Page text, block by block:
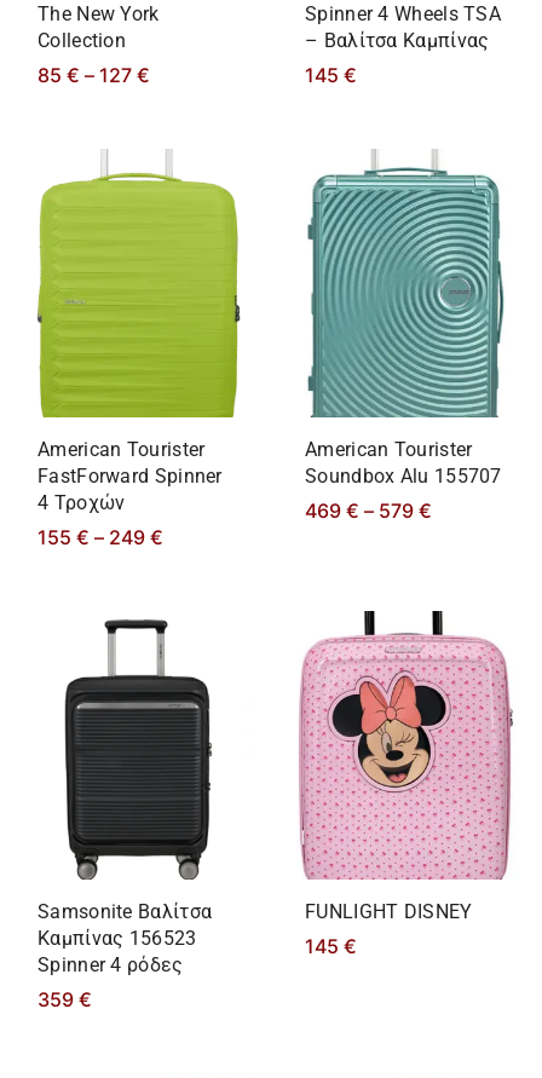
The New York
Collection
85 € – 127 €
Spinner 4 Wheels TSA
– Βαλίτσα Καμπίνας
145 €
American Tourister
FastForward Spinner
4 Τροχών
155 € – 249 €
American Tourister
Soundbox Alu 155707
469 € – 579 €
Samsonite Βαλίτσα
Καμπίνας 156523
Spinner 4 ρόδες
359 €
FUNLIGHT DISNEY
145 €